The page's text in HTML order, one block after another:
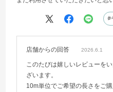
参
店舗からの回答 2026.6.1
このたびは嬉しいレビューを
ざいます。
10m単位でご希望の長さをご